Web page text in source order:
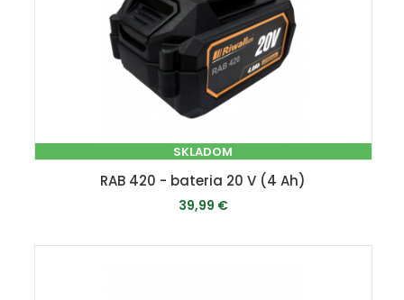
SKLADOM
RAB 420 - bateria 20 V (4 Ah)
39,99 €